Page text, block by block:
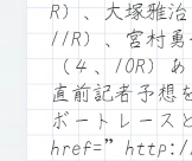
R）、大塚雅
11R）、宮村
（４、10R）あ
直前記者予想
ボートレース
href=”http://